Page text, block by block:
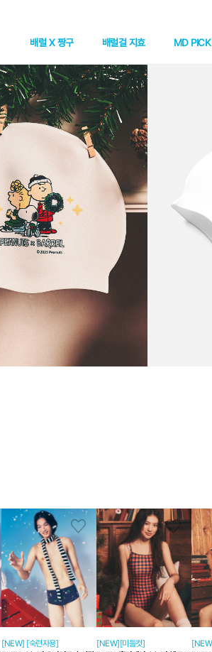
배럴 X 짱구 배럴걸 지효 MD PICK
[NEW] [숙련자용]
[NEW][미들컷]